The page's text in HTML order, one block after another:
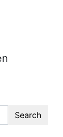
Search